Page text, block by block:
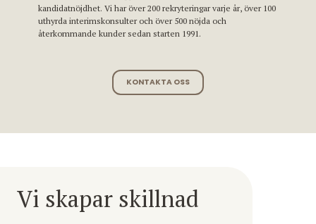
kandidatnöjdhet. Vi har över 200 rekryteringar varje år, över 100
uthyrda interimskonsulter och över 500 nöjda och
återkommande kunder sedan starten 1991.
KONTAKTA OSS
Vi skapar skillnad